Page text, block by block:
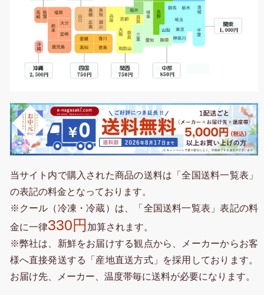
当サイト内で購入された商品の送料は「全国送料一覧表」
の表記の料金となっております。
※クール（冷凍・冷蔵）は、「全国送料一覧表」表記の料
金に一律330円 加算されます。
※弊社は、新鮮をお届けする観点から、メーカーからお客
様へ直接発送する「産地直送方式」を採用しております。
お届け先、メーカー、温度帯毎に送料が必要になります。